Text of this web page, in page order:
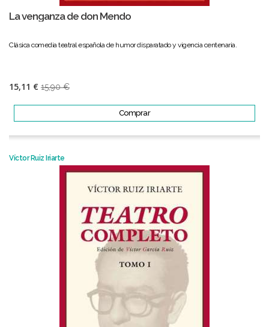
La venganza de don Mendo
Clásica comedia teatral española de humor disparatado y vigencia centenaria.
15,11 € 15,90 €
Comprar
Víctor Ruiz Iriarte